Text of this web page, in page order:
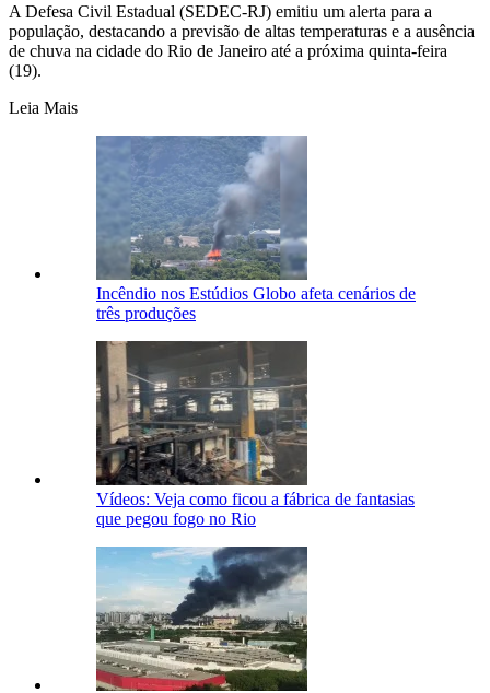
A Defesa Civil Estadual (SEDEC-RJ) emitiu um alerta para a
população, destacando a previsão de altas temperaturas e a ausência
de chuva na cidade do Rio de Janeiro até a próxima quinta-feira
(19).
Leia Mais
Incêndio nos Estúdios Globo afeta cenários de
três produções
Vídeos: Veja como ficou a fábrica de fantasias
que pegou fogo no Rio